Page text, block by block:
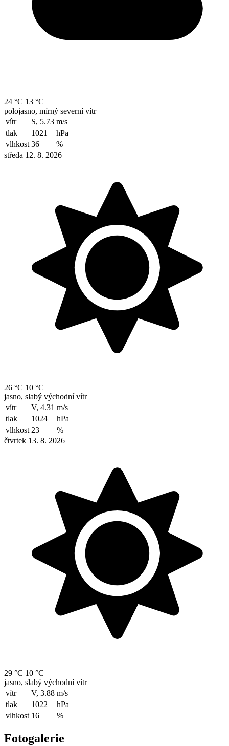
24 °C 13 °C
polojasno, mírný severní vítr
vítr
S, 5.73 m/s
tlak
1021
hPa
vlhkost 36
%
středa 12. 8. 2026
26 °C 10 °C
jasno, slabý východní vítr
vítr
V, 4.31 m/s
tlak
1024
hPa
vlhkost 23
%
čtvrtek 13. 8. 2026
29 °C 10 °C
jasno, slabý východní vítr
vítr
V, 3.88 m/s
tlak
1022
hPa
vlhkost 16 %
Fotogalerie